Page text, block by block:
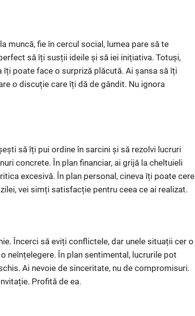
muncă, fie în cercul social, lumea pare să te
să îți susții ideile și să iei inițiativa. Totuși,
poate face o surpriză plăcută. Ai șansa să îți
o discuție care îți dă de gândit. Nu ignora
să îți pui ordine în sarcini și să rezolvi lucruri
concrete. În plan financiar, ai grijă la cheltuieli
excesivă. În plan personal, cineva îți poate cere
vei simți satisfacție pentru ceea ce ai realizat.
Încerci să eviți conflictele, dar unele situații cer o
neînțelegere. În plan sentimental, lucrurile pot
Ai nevoie de sinceritate, nu de compromisuri.
Profită de ea.